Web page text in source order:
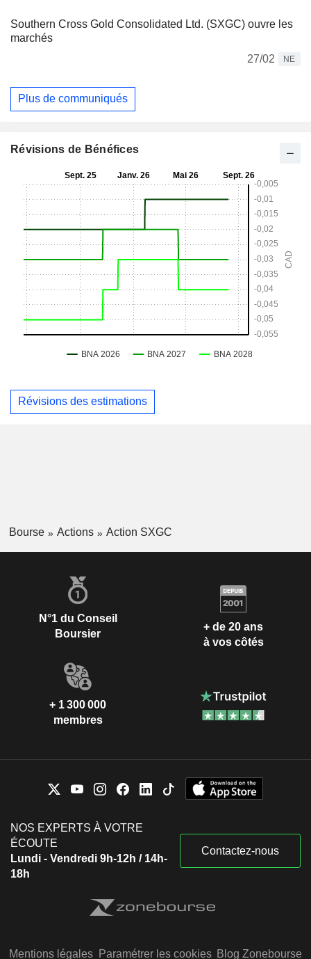
Southern Cross Gold Consolidated Ltd. (SXGC) ouvre les
marchés
27/02
NE
Plus de communiqués
Révisions de Bénéfices
Révisions des estimations
Bourse Actions Action SXGC
N°1 du Conseil
Boursier
+ de 20 ans
à vos côtés
+ 1 300 000
membres
NOS EXPERTS À VOTRE
ÉCOUTE
Lundi - Vendredi 9h-12h / 14h-
18h
Contactez-nous
Mentions légales Paramétrer les cookies Blog Zonebourse